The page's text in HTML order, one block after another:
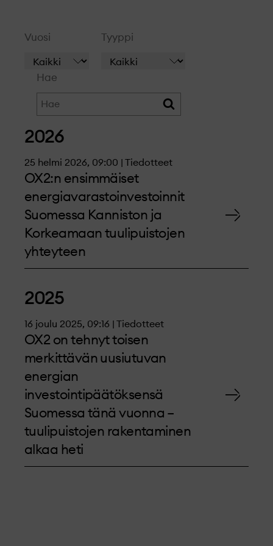
Vuosi Tyyppi
Hae
2026
25 helmi 2026, 09:00 | Tiedotteet
OX2:n ensimmäiset
energiavarastoinvestoinnit
Suomessa Kanniston ja
Korkeamaan tuulipuistojen
yhteyteen
2025
16 joulu 2025, 09:16 | Tiedotteet
OX2 on tehnyt toisen
merkittävän uusiutuvan
energian
investointipäätöksensä
Suomessa tänä vuonna –
tuulipuistojen rakentaminen
alkaa heti